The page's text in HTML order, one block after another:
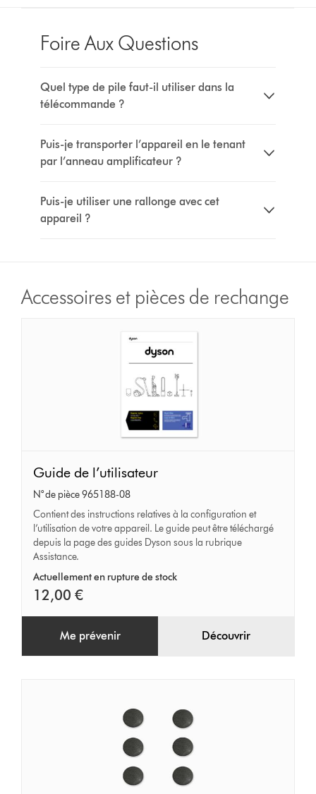
Foire Aux Questions
Quel type de pile faut-il utiliser dans la
télécommande ?
Puis-je transporter l’appareil en le tenant
par l’anneau amplificateur ?
Puis-je utiliser une rallonge avec cet
appareil ?
Accessoires et pièces de rechange
de
l’utilisateur
Guide de l’utilisateur
N° de pièce 965188-08
Contient des instructions relatives à la configuration et
l’utilisation de votre appareil. Le guide peut être téléchargé
depuis la page des guides Dyson sous la rubrique
Assistance.
Actuellement en rupture de stock
12,00 €
Me prévenir Découvrir